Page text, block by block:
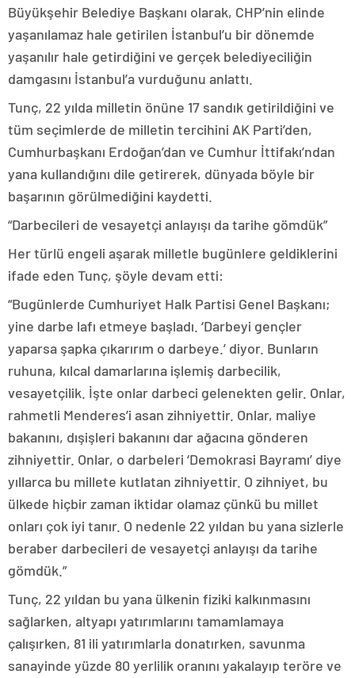
Büyükşehir Belediye Başkanı olarak, CHP’nin elinde
yaşanılamaz hale getirilen İstanbul’u bir dönemde
yaşanılır hale getirdiğini ve gerçek belediyeciliğin
damgasını İstanbul’a vurduğunu anlattı.
Tunç, 22 yılda milletin önüne 17 sandık getirildiğini ve
tüm seçimlerde de milletin tercihini AK Parti’den,
Cumhurbaşkanı Erdoğan’dan ve Cumhur İttifakı’ndan
yana kullandığını dile getirerek, dünyada böyle bir
başarının görülmediğini kaydetti.
“Darbecileri de vesayetçi anlayışı da tarihe gömdük”
Her türlü engeli aşarak milletle bugünlere geldiklerini
ifade eden Tunç, şöyle devam etti:
“Bugünlerde Cumhuriyet Halk Partisi Genel Başkanı;
yine darbe lafı etmeye başladı. ‘Darbeyi gençler
yaparsa şapka çıkarırım o darbeye.’ diyor. Bunların
ruhuna, kılcal damarlarına işlemiş darbecilik,
vesayetçilik. İşte onlar darbeci gelenekten gelir. Onlar,
rahmetli Menderes’i asan zihniyettir. Onlar, maliye
bakanını, dışişleri bakanını dar ağacına gönderen
zihniyettir. Onlar, o darbeleri ‘Demokrasi Bayramı’ diye
yıllarca bu millete kutlatan zihniyettir. O zihniyet, bu
ülkede hiçbir zaman iktidar olamaz çünkü bu millet
onları çok iyi tanır. O nedenle 22 yıldan bu yana sizlerle
beraber darbecileri de vesayetçi anlayışı da tarihe
gömdük.”
Tunç, 22 yıldan bu yana ülkenin fiziki kalkınmasını
sağlarken, altyapı yatırımlarını tamamlamaya
çalışırken, 81 ili yatırımlarla donatırken, savunma
sanayinde yüzde 80 yerlilik oranını yakalayıp teröre ve